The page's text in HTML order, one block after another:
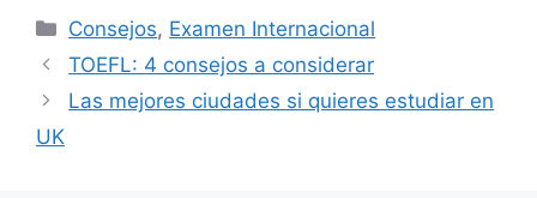
Consejos, Examen Internacional
TOEFL: 4 consejos a considerar
Las mejores ciudades si quieres estudiar en
UK